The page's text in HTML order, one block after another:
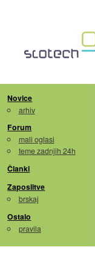
Novice
arhiv
Forum
mali oglasi
teme zadnjih 24h
Članki
Zaposlitve
brskaj
Ostalo
pravila